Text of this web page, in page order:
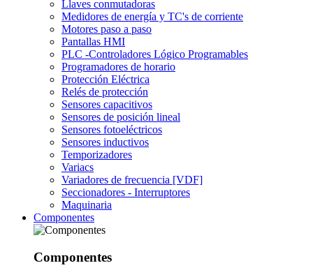
Llaves conmutadoras
Medidores de energía y TC's de corriente
Motores paso a paso
Pantallas HMI
PLC -Controladores Lógico Programables
Programadores de horario
Protección Eléctrica
Relés de protección
Sensores capacitivos
Sensores de posición lineal
Sensores fotoeléctricos
Sensores inductivos
Temporizadores
Variacs
Variadores de frecuencia [VDF]
Seccionadores - Interruptores
Maquinaria
Componentes
Componentes